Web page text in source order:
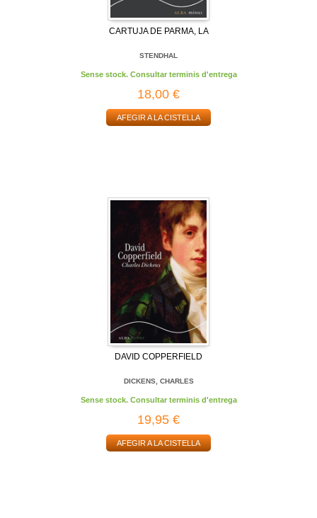
CARTUJA DE PARMA, LA
STENDHAL
Sense stock. Consultar terminis d'entrega
18,00 €
AFEGIR A LA CISTELLA
DAVID COPPERFIELD
DICKENS, CHARLES
Sense stock. Consultar terminis d'entrega
19,95 €
AFEGIR A LA CISTELLA